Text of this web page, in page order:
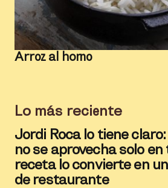
Arroz al horno
Lo más reciente
Jordi Roca lo tiene
no se aprovecha solo
receta lo convierte en
de restaurante